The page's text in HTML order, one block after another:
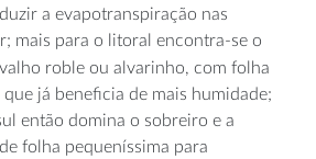
a evapotranspiração nas
mais para o litoral encontra-se o
roble ou alvarinho, com folha
já beneficia de mais humidade;
então domina o sobreiro e a
folha pequeníssima para